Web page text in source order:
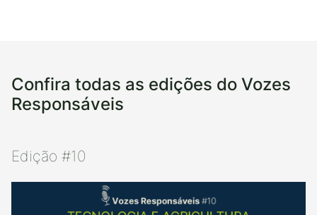
Confira todas as edições do Vozes
Responsáveis
Edição #10